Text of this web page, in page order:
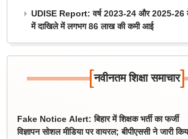
UDISE Report: वर्ष 2023-24 और 2025-26
में दाखिले में लगभग 86 लाख की कमी आई
[नवीनतम शिक्षा समाचार]
Fake Notice Alert: बिहार में शिक्षक भर्ती का फर्जी
विज्ञापन सोशल मीडिया पर वायरल; बीपीएससी ने जारी